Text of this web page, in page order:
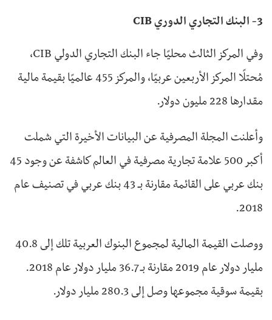
3- البنك التجاري الدوري CIB
وفي المركز الثالث محليًا جاء البنك التجاري الدولي CIB،
مُحتلًا المركز الأربعين عربيًا، والمركز 455 عالميًا بقيمة مالية
مقدارها 228 مليون دولار.
وأعلنت المجلة المصرفية عن البيانات الأخيرة التي شملت
أكبر 500 علامة تجارية مصرفية في العالم كاشفة عن وجود 45
بنك عربي على القائمة مقارنة بـ 43 بنك عربي في تصنيف عام
2018.
ووصلت القيمة المالية لمجموع البنوك العربية تلك إلى 40.8
مليار دولار عام 2019 مقارنة بـ 36.7 مليار دولار عام 2018.
بقيمة سوقية مجموعها وصل إلى 280.3 مليار دولار.